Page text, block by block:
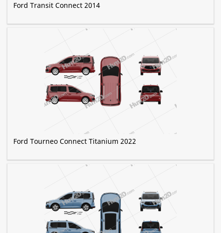
Ford Transit Connect 2014
Ford Tourneo Connect Titanium 2022